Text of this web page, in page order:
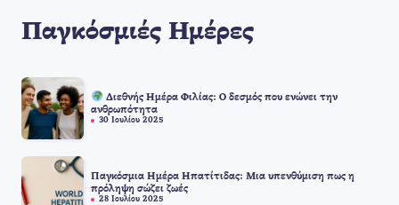
Παγκόσμιές Ημέρες
Διεθνής Ημέρα Φιλίας: Ο δεσμός που ενώνει την
ανθρωπότητα
30 Ιουλίου 2025
Παγκόσμια Ημέρα Ηπατίτιδας: Μια υπενθύμιση πως η
πρόληψη σώζει ζωές
28 Ιουλίου 2025